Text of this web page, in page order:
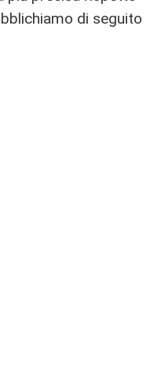
di seguito